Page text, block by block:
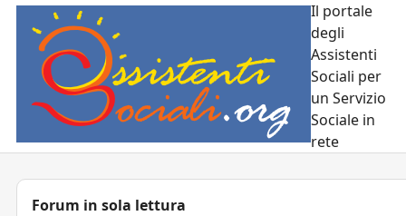
Il portale
degli
Assistenti
Sociali per
un Servizio
Sociale in
rete
Forum in sola lettura